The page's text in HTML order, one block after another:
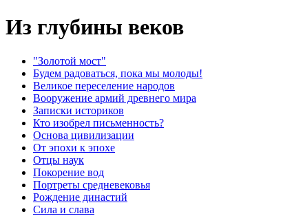
Из глубины веков
"Золотой мост"
Будем радоваться, пока мы молоды!
Великое переселение народов
Вооружение армий древнего мира
Записки историков
Кто изобрел письменность?
Основа цивилизации
От эпохи к эпохе
Отцы наук
Покорение вод
Портреты средневековья
Рождение династий
Сила и слава